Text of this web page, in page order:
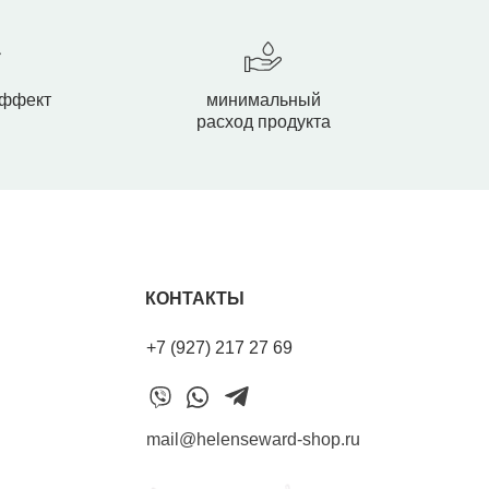
минимальный
расход продукта
КОНТАКТЫ
+7 (927) 217 27 69
mail@helenseward-shop.ru